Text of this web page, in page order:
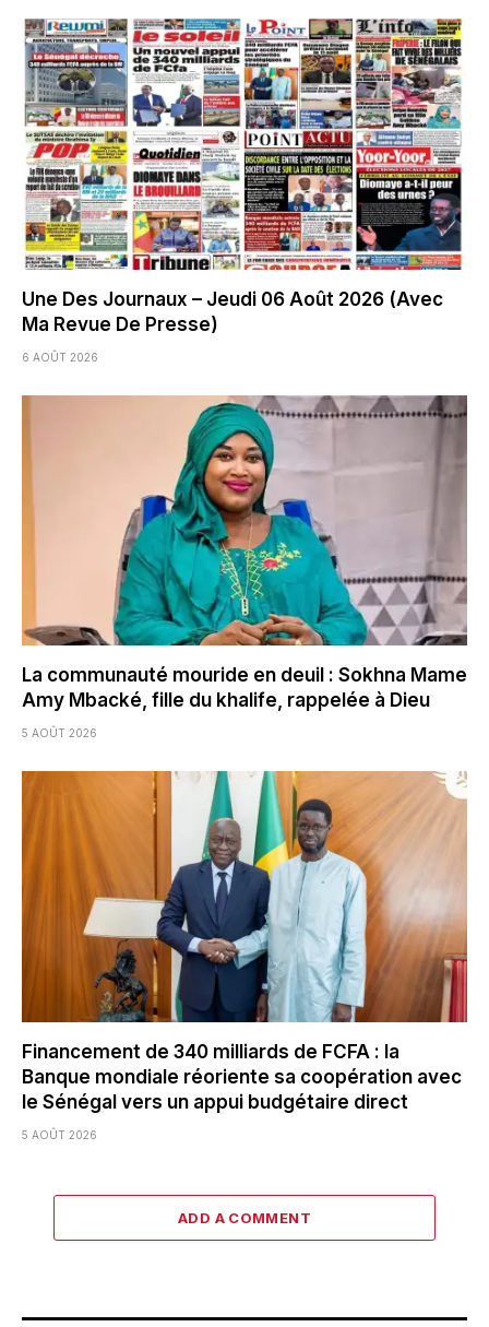
Une Des Journaux – Jeudi 06 Août 2026 (Avec
Ma Revue De Presse)
6 AOÛT 2026
La communauté mouride en deuil : Sokhna Mame
Amy Mbacké, fille du khalife, rappelée à Dieu
5 AOÛT 2026
Financement de 340 milliards de FCFA : la
Banque mondiale réoriente sa coopération avec
le Sénégal vers un appui budgétaire direct
5 AOÛT 2026
ADD A COMMENT